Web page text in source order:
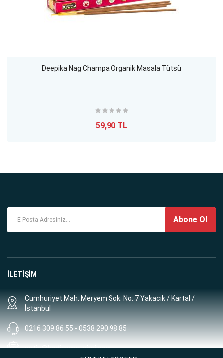
Deepika Nag Champa Organik Masala Tütsü
59,90 TL
Abone Ol
İLETİŞİM
Cumhuriyet Mah. Meryem Sok. No: 7 Yakacık / Kartal /
İstanbul
0216 309 86 55 - 0538 290 98 85
satis@hediyemevsimi.com